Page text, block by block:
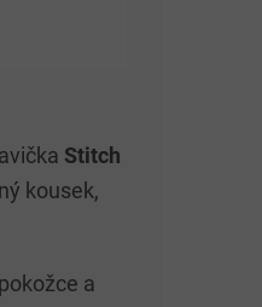
která
Stitch
kousek,
a